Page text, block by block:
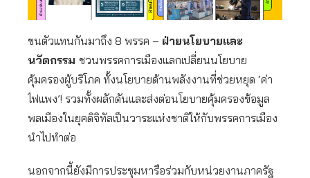
ขนตัวแทนกันมาถึง 8 พรรค – ฝ่ายนโยบายและ
นวัตกรรม ชวนพรรคการเมืองแลกเปลี่ยนนโยบาย
คุ้มครองผู้บริโภค ทั้งนโยบายด้านพลังงานที่ช่วยหยุด ‘ค่า
ไฟแพง’! รวมทั้งผลักดันและส่งต่อนโยบายคุ้มครองข้อมูล
พลเมืองในยุคดิจิทัลเป็นวาระแห่งชาติให้กับพรรคการเมือง
นำไปทำต่อ
นอกจากนี้ยังมีการประชุมหารือร่วมกับหน่วยงานภาครัฐ